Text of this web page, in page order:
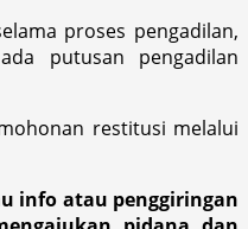
proses pengadilan,
putusan pengadilan
restitusi melalui
info atau penggiringan